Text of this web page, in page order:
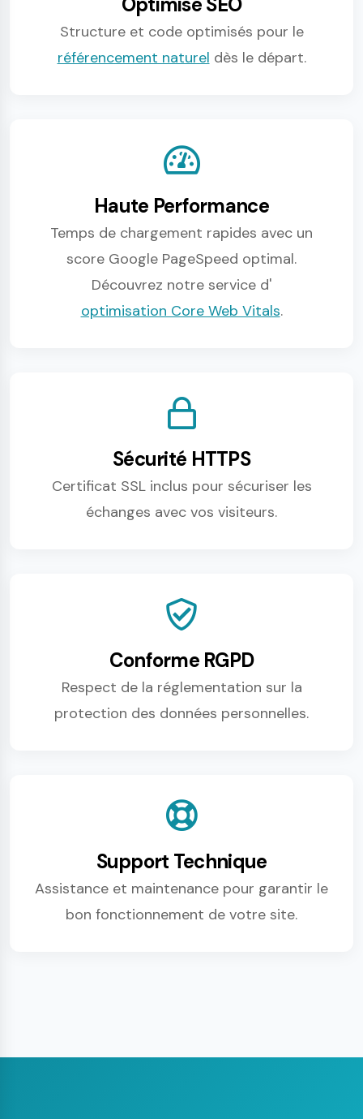
Structure et code optimisés pour le
référencement naturel dès le départ.
Haute Performance
Temps de chargement rapides avec un
score Google PageSpeed optimal.
Découvrez notre service d'
optimisation Core Web Vitals.
Sécurité HTTPS
Certificat SSL inclus pour sécuriser les
échanges avec vos visiteurs.
Conforme RGPD
Respect de la réglementation sur la
protection des données personnelles.
Support Technique
Assistance et maintenance pour garantir le
bon fonctionnement de votre site.